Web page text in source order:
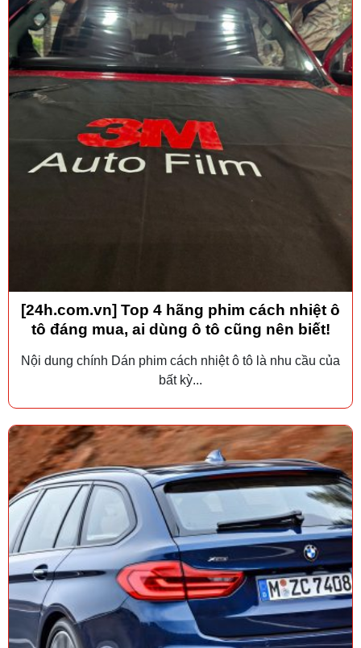
[24h.com.vn] Top 4 hãng phim cách nhiệt ô
tô đáng mua, ai dùng ô tô cũng nên biết!
Nội dung chính Dán phim cách nhiệt ô tô là nhu cầu của
bất kỳ...